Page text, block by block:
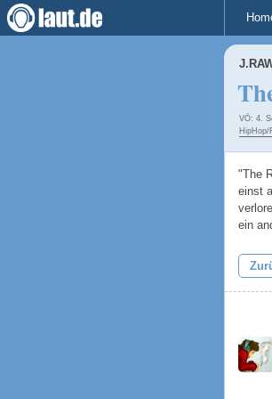
VÖ: 4.
HipHop/
"The
einst
ein